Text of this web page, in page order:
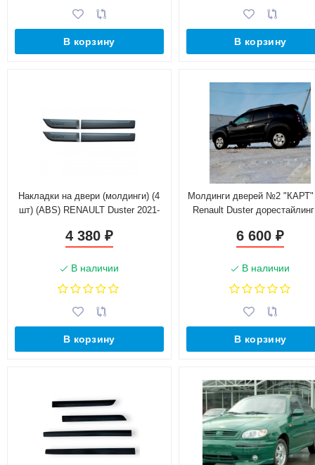
В корзину В корзину
Накладки на двери (молдинги) (4
шт) (ABS) RENAULT Duster 2021-
4 380 ₽
В наличии
В корзину
Молдинги дверей №2
Renault Duster
6 600₽
В наличии
В корзину